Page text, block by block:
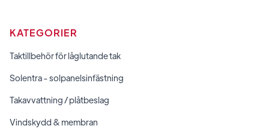
KATEGORIER
Taktillbehör för låglutande tak
Solentra - solpanelsinfästning
Takavvattning / plåtbeslag
Vindskydd & membran